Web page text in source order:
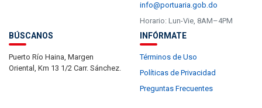
info@portuaria.gob.do
Horario: Lun-Vie, 8AM–4PM
BÚSCANOS
Puerto Río Haina, Margen
Oriental, Km 13 1/2 Carr. Sánchez.
INFÓRMATE
Términos de Uso
Políticas de Privacidad
Preguntas Frecuentes